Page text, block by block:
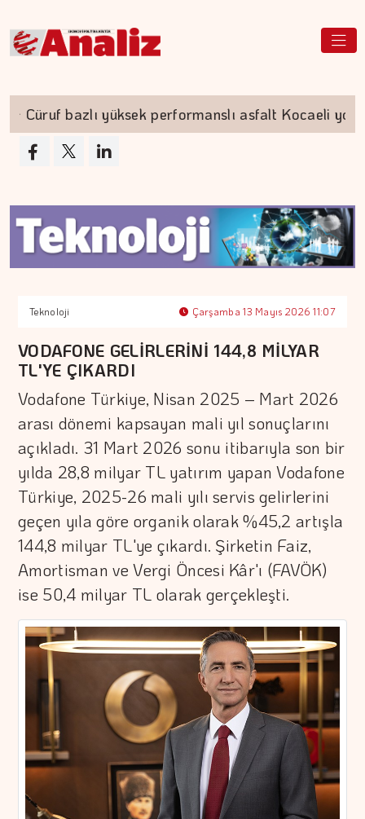
bazlı yüksek performanslı asfalt Kocaeli
Teknoloji Çarşamba 13 Mayıs 2026 11:07
VODAFONE GELİRLERİNİ 144,8 MİLYAR
TL'YE ÇIKARDI
Vodafone Türkiye, Nisan 2025 – Mart 2026
arası dönemi kapsayan mali yıl sonuçlarını
açıkladı. 31 Mart 2026 sonu itibarıyla son bir
yılda 28,8 milyar TL yatırım yapan Vodafone
Türkiye, 2025-26 mali yılı servis gelirlerini
geçen yıla göre organik olarak %45,2 artışla
144,8 milyar TL'ye çıkardı. Şirketin Faiz,
Amortisman ve Vergi Öncesi Kâr'ı (FAVÖK)
ise 50,4 milyar TL olarak gerçekleşti.